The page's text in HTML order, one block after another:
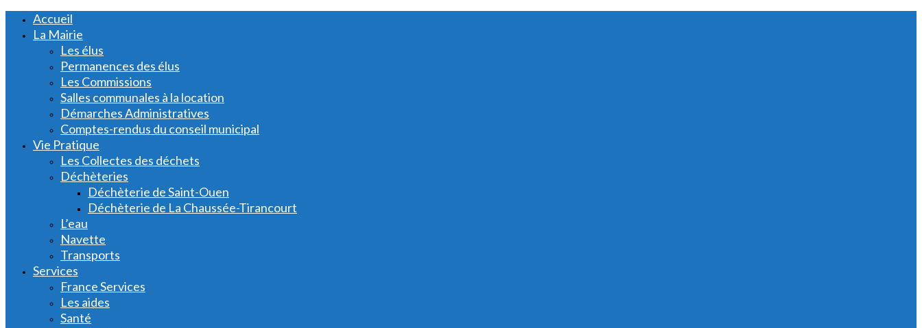
Accueil
La Mairie
Les élus
Permanences des élus
Les Commissions
Salles communales à la location
Démarches Administratives
Comptes-rendus du conseil municipal
Vie Pratique
Les Collectes des déchets
Déchèteries
Déchèterie de Saint-Ouen
Déchèterie de La Chaussée-Tirancourt
L’eau
Navette
Transports
Services
France Services
Les aides
Santé